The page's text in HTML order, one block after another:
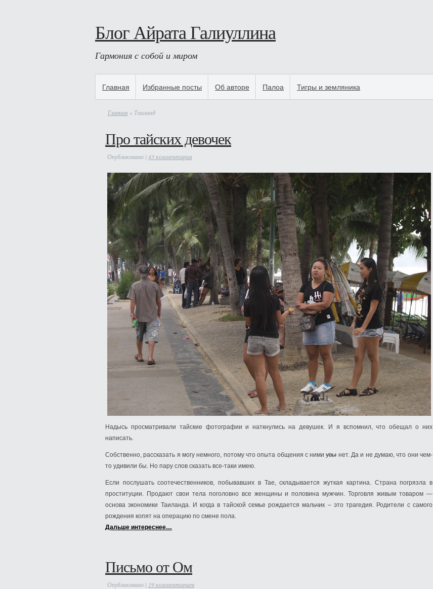
Блог Айрата Галиуллина
Гармония с собой и миром
Главная Избранные посты Об авторе Палоа Тигры и земляника
Главная » Таиланд
Про тайских девочек
Опубликовано | 43 комментария
Надысь просматривали тайские фотографии и наткнулись на девушек. И я вспомнил, что обещал о них
написать.
Собственно, рассказать я могу немного, потому что опыта общения с нимиувынет. Да и не думаю, что они чем-
то удивили бы. Но пару слов сказать все-таки имею.
Если послушать соотечественников, побывавших в Тае, складывается жуткая картина. Страна погрязла в
проституции. Продают свои тела поголовно все женщины и половина мужчин. Торговля живым товаром —
основа экономики Таиланда. И когда в тайской семье рождается мальчик – это трагедия. Родители с самого
рождения копят на операцию по смене пола.
Дальше интереснее…
Письмо от Ом
Опубликовано | 19 комментариев